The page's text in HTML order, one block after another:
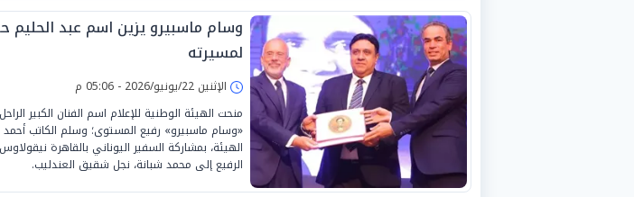
وسام ماسبيرو يزين اسم عبد الحليم
لمسيرته
الإثنين 22/يونيو/2026 - 05:06 م
منحت الهيئة الوطنية للإعلام اسم الفنان الكبير
«وسام ماسبيرو» رفيع المستوى؛ وسلم الكاتب
الهيئة، بمشاركة السفير اليوناني بالقاهرة
الرفيع إلى محمد شبانة، نجل شقيق العندليب.